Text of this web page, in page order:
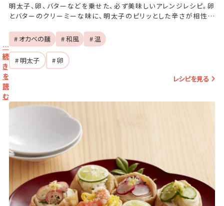
明太子、卵、バターなどを乗せた、必ず美味しいアレンジレシピ。卵
とバターのクリーミーな味に、明太子のピリッとした辛さが相性抜
ト♪
# オカベの麺 # 和風 # 温
# 明太子
# 卵
レシピを見る
…
続
き
を
読
む